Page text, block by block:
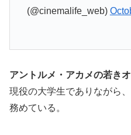
(@cinemalife_web)
アントルメ・アカメの若き
現役の大学生でありながら
務めている。